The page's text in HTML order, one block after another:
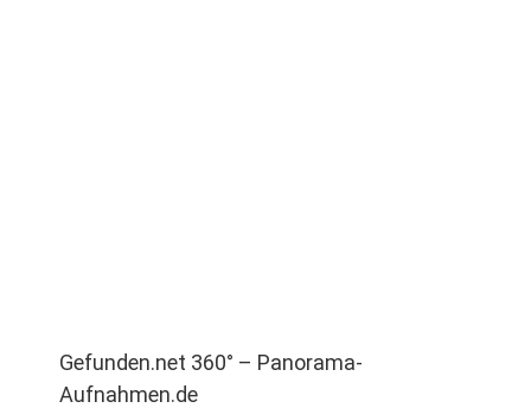
Gefunden.net 360° – Panorama-
Aufnahmen.de